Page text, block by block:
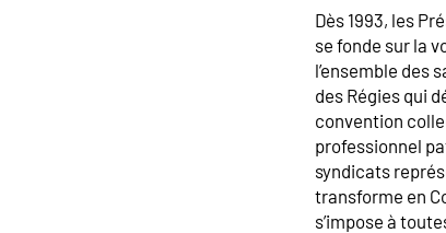
Dès 1993, les
se fonde sur la
l’ensemble des
des Régies qui
convention
professionnel
syndicats
transforme en
s’impose à